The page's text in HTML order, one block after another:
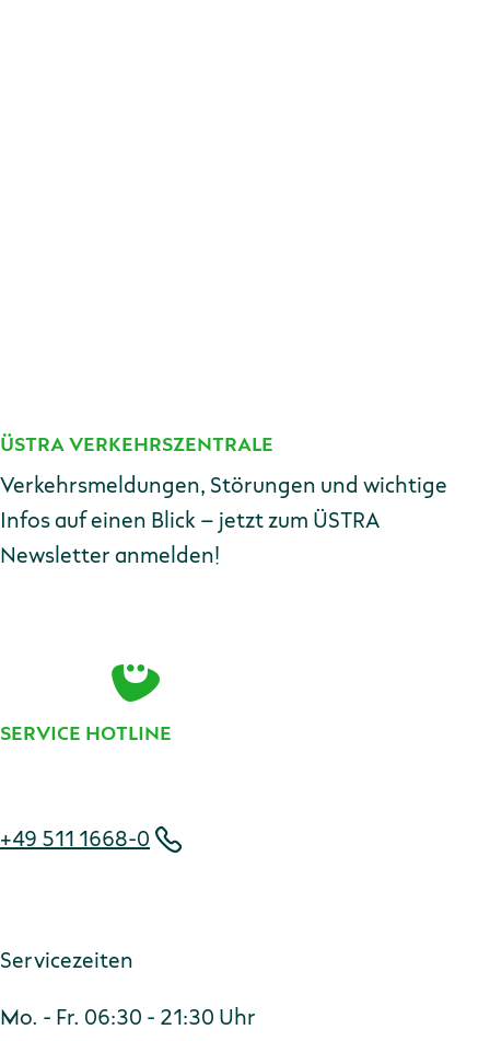
Kontakt
ÜSTRA VERKEHRSZENTRALE
Verkehrsmeldungen, Störungen und wichtige
Infos auf einen Blick – jetzt zum ÜSTRA
Newsletter anmelden!
SERVICE HOTLINE
+49 511 1668-0
Servicezeiten
Mo. - Fr. 06:30 - 21:30 Uhr